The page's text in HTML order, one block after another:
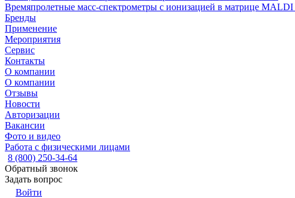
Времяпролетные масс-спектрометры с ионизацией в матрице
Бренды
Применение
Мероприятия
Сервис
Контакты
О компании
О компании
Отзывы
Новости
Авторизации
Вакансии
Фото и видео
Работа с физическими лицами
8 (800) 250-34-64
Обратный звонок
Задать вопрос
Войти